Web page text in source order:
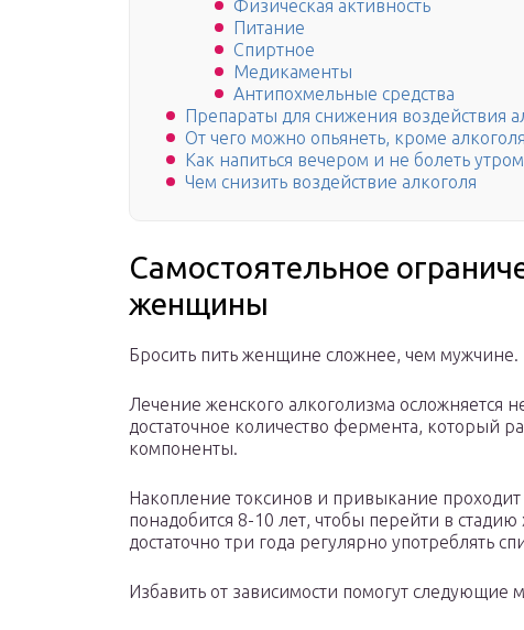
Физическая активность
Питание
Спиртное
Медикаменты
Антипохмельные средства
Препараты для снижения воздействия
От чего можно опьянеть, кроме алкоголя
Как напиться вечером и не болеть утром
Чем снизить воздействие алкоголя
Самостоятельное
женщины
Бросить пить женщине сложнее, чем мужчине.
Лечение женского алкоголизма осложняется
достаточное количество фермента, который
компоненты.
Накопление токсинов и привыкание
понадобится 8-10 лет, чтобы перейти в
достаточно три года регулярно употреблять
Избавить от зависимости помогут следующие